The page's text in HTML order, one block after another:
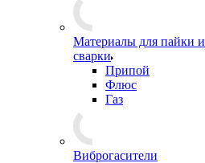
Материалы для пайки и
сварки
Припой
Флюс
Газ
Виброгасители